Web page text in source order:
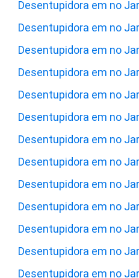
Desentupidora em no
Desentupidora em no
Desentupidora em no
Desentupidora em no
Desentupidora em no
Desentupidora em no
Desentupidora em no
Desentupidora em no
Desentupidora em no
Desentupidora em no
Desentupidora em no
Desentupidora em no
Desentupidora em no